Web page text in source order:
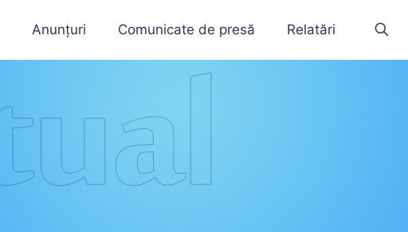
Anunțuri Comunicate de presă Relatări